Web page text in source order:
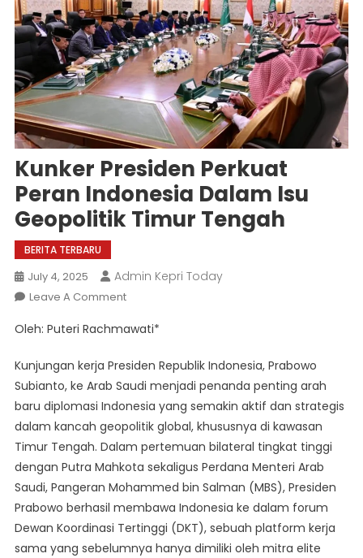
Kunker Presiden Perkuat
Peran Indonesia Dalam Isu
Geopolitik Timur Tengah
BERITA TERBARU
July 4, 2025 Admin Kepri Today
Leave A CommentOn
Presiden
Peran
Indonesia
Dalam
Isu
Geopolitik
Timur
Tengah
Oleh: Puteri Rachmawati*
Kunjungan kerja Presiden Republik Indonesia, Prabowo
Subianto, ke Arab Saudi menjadi penanda penting arah
baru diplomasi Indonesia yang semakin aktif dan strategis
dalam kancah geopolitik global, khususnya di kawasan
Timur Tengah. Dalam pertemuan bilateral tingkat tinggi
dengan Putra Mahkota sekaligus Perdana Menteri Arab
Saudi, Pangeran Mohammed bin Salman (MBS), Presiden
Prabowo berhasil membawa Indonesia ke dalam forum
Dewan Koordinasi Tertinggi (DKT), sebuah platform kerja
sama yang sebelumnya hanya dimiliki oleh mitra elite